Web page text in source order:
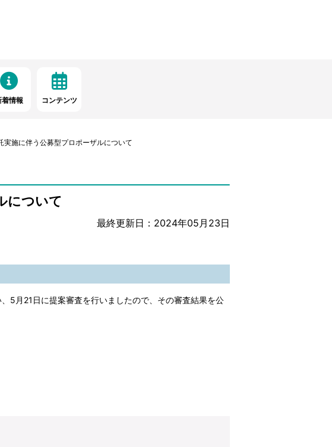
着情報 コンテンツ
実施に伴う公募型プロポーザルについて
について
最終更新日：2024年05月23日
5月21日に提案審査を行いましたので、その審査結果を公